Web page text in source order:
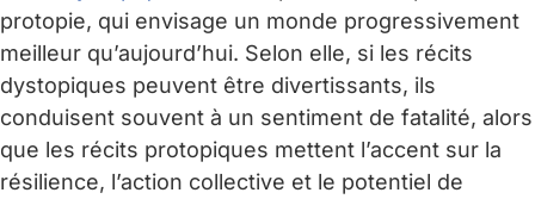
protopie, qui envisage un monde progressivement
meilleur qu’aujourd’hui. Selon elle, si les récits
dystopiques peuvent être divertissants, ils
conduisent souvent à un sentiment de fatalité, alors
que les récits protopiques mettent l’accent sur la
résilience, l’action collective et le potentiel de